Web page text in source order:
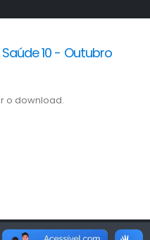
10 - Outubro
o download.